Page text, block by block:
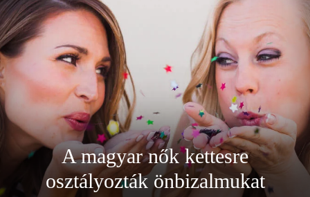
A magyar nők kettesre
osztályozták önbizalmukat